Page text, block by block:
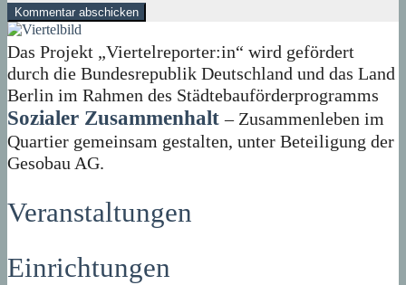
Das Projekt „Viertelreporter:in“ wird gefördert
durch die Bundesrepublik Deutschland und das Land
Berlin im Rahmen des Städtebauförderprogramms
Sozialer Zusammenhalt – Zusammenleben im
Quartier gemeinsam gestalten, unter Beteiligung der
Gesobau AG.
Veranstaltungen
Einrichtungen